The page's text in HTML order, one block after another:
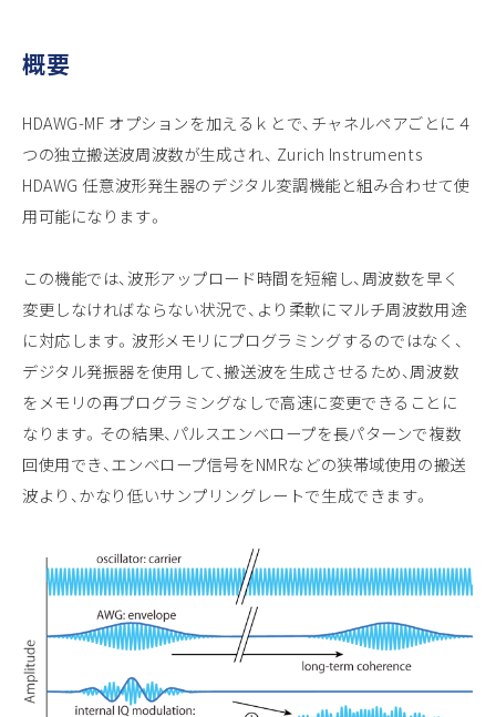
概要
HDAWG-MF オプションを加えるｋとで、チャネルペアごとに４
つの独立搬送波周波数が生成され、 Zurich Instruments
HDAWG 任意波形発生器のデジタル変調機能と組み合わせて使
用可能になります。
この機能では、波形アップロード時間を短縮し、周波数を早く
変更しなければならない状況で、より柔軟にマルチ周波数用途
に対応します。波形メモリにプログラミングするのではなく、
デジタル発振器を使用して、搬送波を生成させるため、周波数
をメモリの再プログラミングなしで高速に変更できることに
なります。その結果、パルスエンベロープを長パターンで複数
回使用でき、エンベロープ信号をNMRなどの狭帯域使用の搬送
波より、かなり低いサンプリングレートで生成できます。